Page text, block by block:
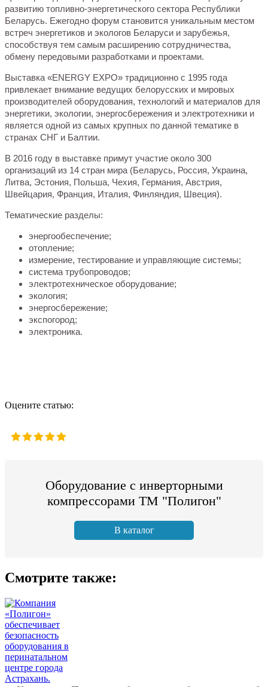
развитию топливно-энергетического сектора Республики
Беларусь. Ежегодно форум становится уникальным местом
встреч энергетиков и экологов Беларуси и зарубежья,
способствуя тем самым расширению сотрудничества,
обмену передовыми разработками и проектами.
Выставка «ENERGY EXPO» традиционно с 1995 года
привлекает внимание ведущих белорусских и мировых
производителей оборудования, технологий и материалов для
энергетики, экологии, энергосбережения и электротехники и
является одной из самых крупных по данной тематике в
странах СНГ и Балтии.
В 2016 году в выставке примут участие около 300
организаций из 14 стран мира (Беларусь, Россия, Украина,
Литва, Эстония, Польша, Чехия, Германия, Австрия,
Швейцария, Франция, Италия, Финляндия, Швеция).
Тематические разделы:
энергообеспечение;
отопление;
измерение, тестирование и управляющие системы;
система трубопроводов;
электротехническое оборудование;
экология;
энергосбережение;
экспогород;
электроника.
Оцените статью:
Оборудование с инверторными
компрессорами ТМ "Полигон"
В каталог
Смотрите также: